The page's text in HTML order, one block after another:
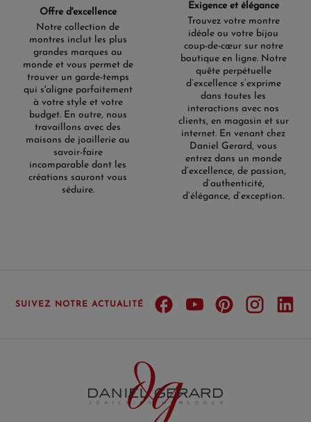
Offre d'excellence
Notre collection de
montres inclut les plus
grandes marques au
monde et vous permet de
trouver un garde-temps
qui s'aligne parfaitement
à votre style et votre
budget. En outre, nous
travaillons avec des
maisons de joaillerie au
savoir-faire
incomparable dont les
créations sauront vous
séduire.
Exigence et élégance
Trouvez votre montre
idéale ou votre bijou
coup-de-cœur sur notre
boutique en ligne. Notre
quête perpétuelle
d’excellence s’exprime
dans toutes les
interactions avec nos
clients, en magasin et sur
internet. En venant chez
Daniel Gerard, vous
entrez dans un monde
d’excellence, de passion,
d’authenticité,
d’élégance, d’exception.
SUIVEZ NOTRE ACTUALITÉ